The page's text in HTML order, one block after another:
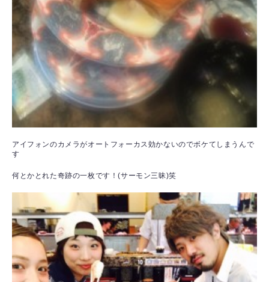
アイフォンのカメラがオートフォーカス効かないのでボケてしまうんで
す
何とかとれた奇跡の一枚です！(サーモン三昧)笑